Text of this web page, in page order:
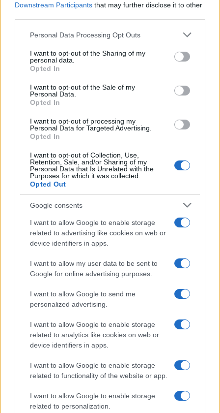
Downstream Participants that may further disclose it to other
Please note that this website/app uses one or more Google
not limited to your visit or usage behaviour. You may click to
grant or deny consent to Google and its third-party tags to
use your data for below specified purposes in below Google
consent section.
Personal Data Processing Opt Outs
I want to opt-out of the Sharing of my
personal data.
Opted In
I want to opt-out of the Sale of my
Personal Data.
Opted In
I want to opt-out of processing my
Personal Data for Targeted Advertising.
Opted In
I want to opt-out of Collection, Use,
Retention, Sale, and/or Sharing of my
Personal Data that Is Unrelated with the
Purposes for which it was collected.
Opted Out
Google consents
I want to allow Google to enable storage
related to advertising like cookies on web or
device identifiers in apps.
I want to allow my user data to be sent to
Google for online advertising purposes.
I want to allow Google to send me
personalized advertising.
I want to allow Google to enable storage
related to analytics like cookies on web or
device identifiers in apps.
I want to allow Google to enable storage
related to functionality of the website or app.
I want to allow Google to enable storage
related to personalization.
AUTORE
Edoardo Castellucci
degustazione a Burano dove annotò profili di
un formaggio locale: quell’episodio divenne
colonna sonora della sua rubrica su vini e
sapori. In redazione spinge racconti sensoriali
produttori.
Continua a leggere